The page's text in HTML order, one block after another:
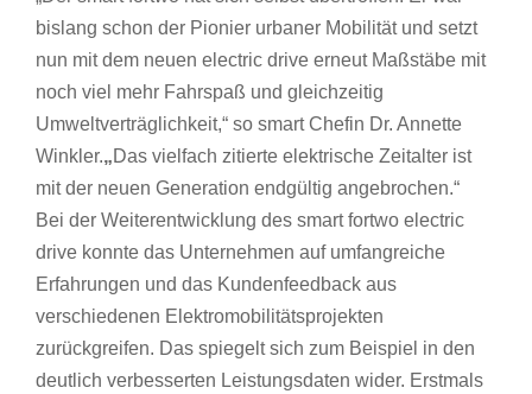
bislang schon der Pionier urbaner Mobilität und setzt
nun mit dem neuen electric drive erneut Maßstäbe mit
noch viel mehr Fahrspaß und gleichzeitig
Umweltverträglichkeit,“ so smart Chefin Dr. Annette
Winkler.„Das vielfach zitierte elektrische Zeitalter ist
mit der neuen Generation endgültig angebrochen.“
Bei der Weiterentwicklung des smart fortwo electric
drive konnte das Unternehmen auf umfangreiche
Erfahrungen und das Kundenfeedback aus
verschiedenen Elektromobilitätsprojekten
zurückgreifen. Das spiegelt sich zum Beispiel in den
deutlich verbesserten Leistungsdaten wider. Erstmals